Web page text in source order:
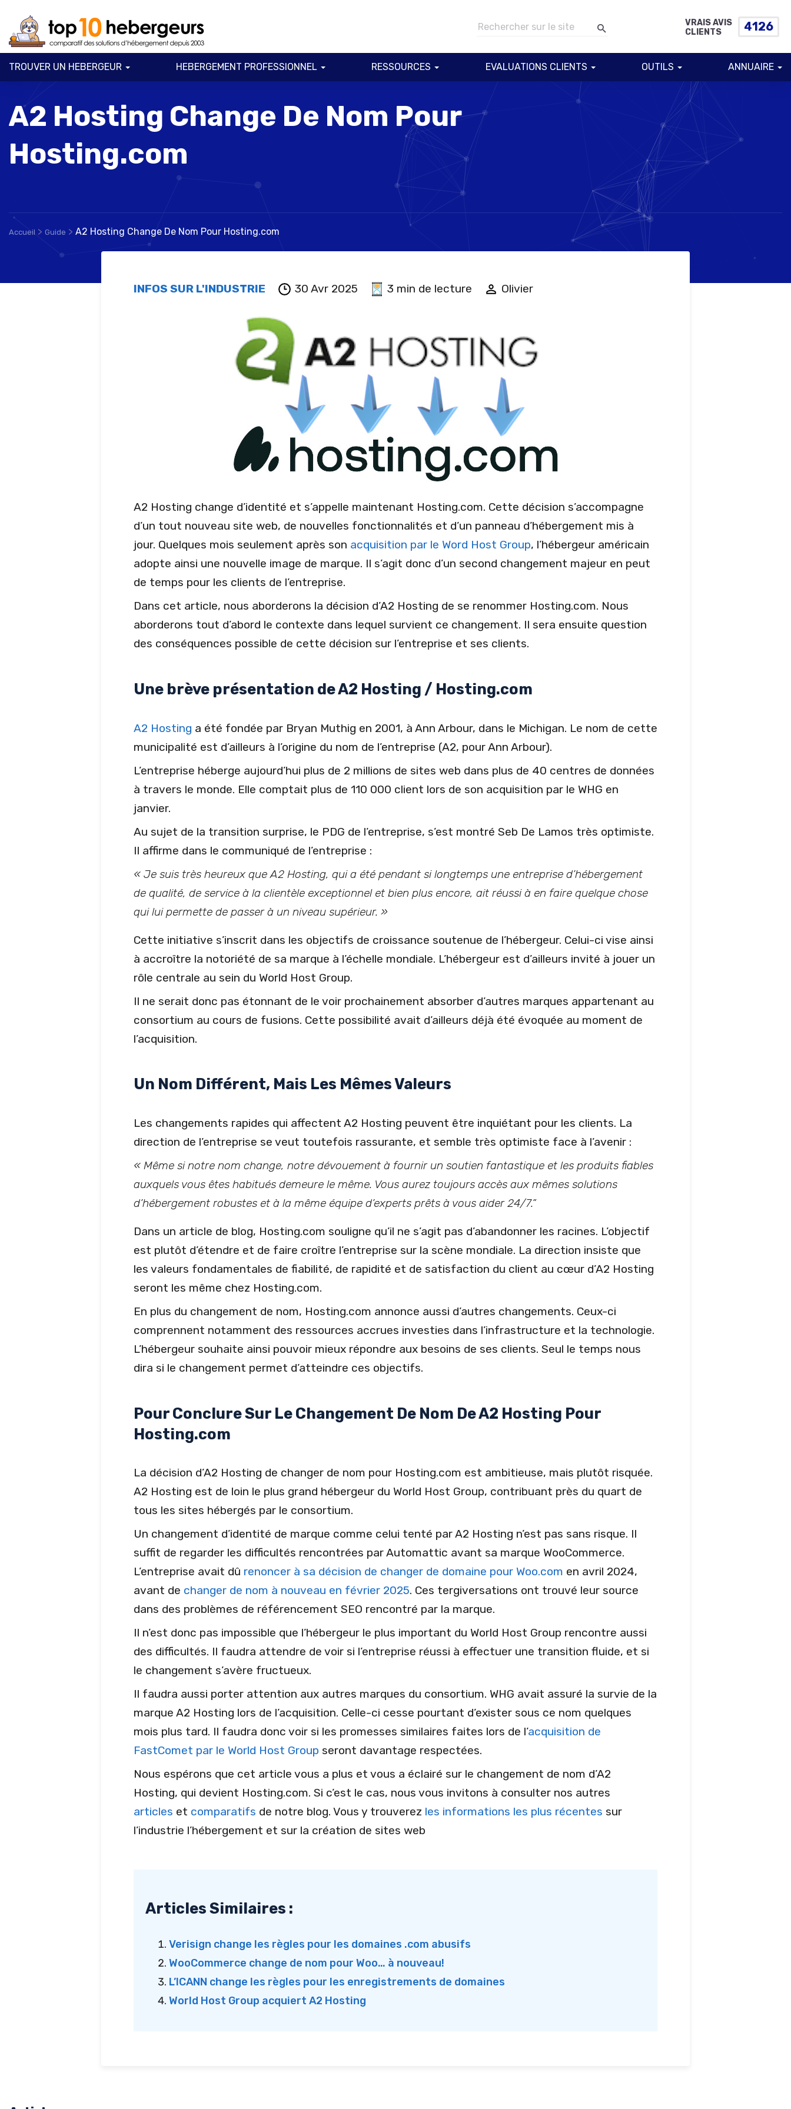
VRAIS AVIS
CLIENTS
4126
TROUVER UN HEBERGEUR HEBERGEMENT PROFESSIONNEL RESSOURCES EVALUATIONS CLIENTS OUTILS ANNUAIRE
A2 Hosting Change De Nom Pour
Hosting.com
Accueil > Guide > A2 Hosting Change De Nom Pour Hosting.com
INFOS SUR L'INDUSTRIE 30 Avr 2025 3 min de lecture Olivier
A2 Hosting change d’identité et s’appelle maintenant Hosting.com. Cette décision s’accompagne
d’un tout nouveau site web, de nouvelles fonctionnalités et d’un panneau d’hébergement mis à
jour. Quelques mois seulement après son acquisition par le Word Host Group, l’hébergeur américain
adopte ainsi une nouvelle image de marque. Il s’agit donc d’un second changement majeur en peut
de temps pour les clients de l’entreprise.
Dans cet article, nous aborderons la décision d’A2 Hosting de se renommer Hosting.com. Nous
aborderons tout d’abord le contexte dans lequel survient ce changement. Il sera ensuite question
des conséquences possible de cette décision sur l’entreprise et ses clients.
Une brève présentation de A2 Hosting / Hosting.com
A2 Hosting a été fondée par Bryan Muthig en 2001, à Ann Arbour, dans le Michigan. Le nom de cette
municipalité est d’ailleurs à l’origine du nom de l’entreprise (A2, pour Ann Arbour).
L’entreprise héberge aujourd’hui plus de 2 millions de sites web dans plus de 40 centres de données
à travers le monde. Elle comptait plus de 110 000 client lors de son acquisition par le WHG en
janvier.
Au sujet de la transition surprise, le PDG de l’entreprise, s’est montré Seb De Lamos très optimiste.
Il affirme dans le communiqué de l’entreprise :
« Je suis très heureux que A2 Hosting, qui a été pendant si longtemps une entreprise d’hébergement
de qualité, de service à la clientèle exceptionnel et bien plus encore, ait réussi à en faire quelque chose
qui lui permette de passer à un niveau supérieur. »
Cette initiative s’inscrit dans les objectifs de croissance soutenue de l’hébergeur. Celui-ci vise ainsi
à accroître la notoriété de sa marque à l’échelle mondiale. L’hébergeur est d’ailleurs invité à jouer un
rôle centrale au sein du World Host Group.
Il ne serait donc pas étonnant de le voir prochainement absorber d’autres marques appartenant au
consortium au cours de fusions. Cette possibilité avait d’ailleurs déjà été évoquée au moment de
l’acquisition.
Un Nom Différent, Mais Les Mêmes Valeurs
Les changements rapides qui affectent A2 Hosting peuvent être inquiétant pour les clients. La
direction de l’entreprise se veut toutefois rassurante, et semble très optimiste face à l’avenir :
« Même si notre nom change, notre dévouement à fournir un soutien fantastique et les produits fiables
auxquels vous êtes habitués demeure le même. Vous aurez toujours accès aux mêmes solutions
d’hébergement robustes et à la même équipe d’experts prêts à vous aider 24/7.”
Dans un article de blog, Hosting.com souligne qu’il ne s’agit pas d’abandonner les racines. L’objectif
est plutôt d’étendre et de faire croître l’entreprise sur la scène mondiale. La direction insiste que
les valeurs fondamentales de fiabilité, de rapidité et de satisfaction du client au cœur d’A2 Hosting
seront les même chez Hosting.com.
En plus du changement de nom, Hosting.com annonce aussi d’autres changements. Ceux-ci
comprennent notamment des ressources accrues investies dans l’infrastructure et la technologie.
L’hébergeur souhaite ainsi pouvoir mieux répondre aux besoins de ses clients. Seul le temps nous
dira si le changement permet d’atteindre ces objectifs.
Pour Conclure Sur Le Changement De Nom De A2 Hosting Pour
Hosting.com
La décision d’A2 Hosting de changer de nom pour Hosting.com est ambitieuse, mais plutôt risquée.
A2 Hosting est de loin le plus grand hébergeur du World Host Group, contribuant près du quart de
tous les sites hébergés par le consortium.
Un changement d’identité de marque comme celui tenté par A2 Hosting n’est pas sans risque. Il
suffit de regarder les difficultés rencontrées par Automattic avant sa marque WooCommerce.
L’entreprise avait dû renoncer à sa décision de changer de domaine pour Woo.com en avril 2024,
avant de changer de nom à nouveau en février 2025. Ces tergiversations ont trouvé leur source
dans des problèmes de référencement SEO rencontré par la marque.
Il n’est donc pas impossible que l’hébergeur le plus important du World Host Group rencontre aussi
des difficultés. Il faudra attendre de voir si l’entreprise réussi à effectuer une transition fluide, et si
le changement s’avère fructueux.
Il faudra aussi porter attention aux autres marques du consortium. WHG avait assuré la survie de la
marque A2 Hosting lors de l’acquisition. Celle-ci cesse pourtant d’exister sous ce nom quelques
mois plus tard. Il faudra donc voir si les promesses similaires faites lors de l’acquisition de
FastComet par le World Host Group seront davantage respectées.
Nous espérons que cet article vous a plus et vous a éclairé sur le changement de nom d’A2
Hosting, qui devient Hosting.com. Si c’est le cas, nous vous invitons à consulter nos autres
articles et comparatifs de notre blog. Vous y trouverez les informations les plus récentes sur
l’industrie l’hébergement et sur la création de sites web
Articles Similaires :
Verisign change les règles pour les domaines .com abusifs
WooCommerce change de nom pour Woo… à nouveau!
L’ICANN change les règles pour les enregistrements de domaines
World Host Group acquiert A2 Hosting